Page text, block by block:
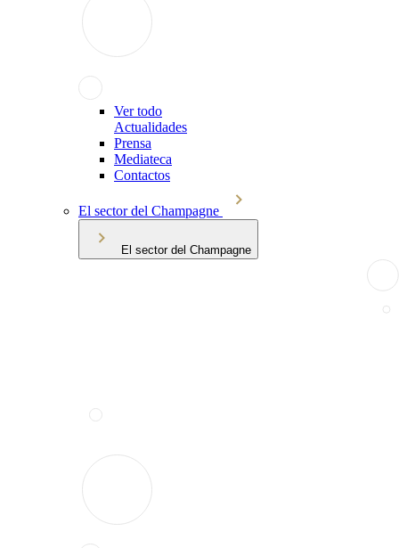
Ver todo
Actualidades
Prensa
Mediateca
Contactos
El sector del Champagne
El sector del Champagne